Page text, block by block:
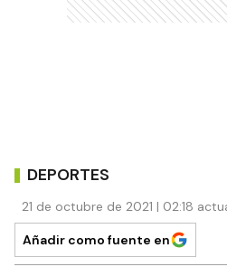
DEPORTES
21 de octubre de 2021 | 02:18
Añadir como fuente en